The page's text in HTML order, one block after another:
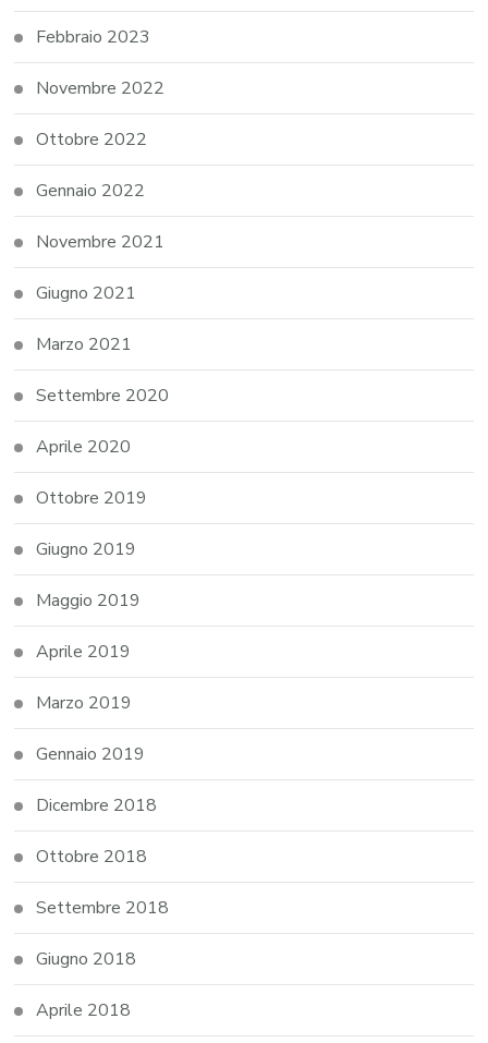
Febbraio 2023
Novembre 2022
Ottobre 2022
Gennaio 2022
Novembre 2021
Giugno 2021
Marzo 2021
Settembre 2020
Aprile 2020
Ottobre 2019
Giugno 2019
Maggio 2019
Aprile 2019
Marzo 2019
Gennaio 2019
Dicembre 2018
Ottobre 2018
Settembre 2018
Giugno 2018
Aprile 2018